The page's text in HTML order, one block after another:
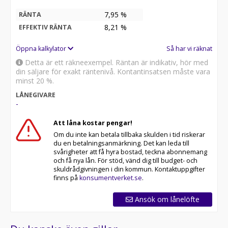
Elsystemet och komponenterna är dessutom
designade för att klara vårt nordiska klimat med regn
salt och kyla.
Extra förstärkt ram 100% framtagen för
proffsmarknaden ger dig ett mycket robust fordon för
alla typer av transporter.
Det finns även ett USB-uttag för laddning av t.ex.
Däck fram 90/90-14
Däck bak 100/90-14
Frambroms Skiva
Bakbroms Skiva
Motortyp Batteri
Batteri 60V 24Ah Panasonic Lithium
Längd 1945 mm
Display Digital
RÄNTA 7,95 %
EFFEKTIV RÄNTA 8,21 %
Öppna kalkylator Så har vi räknat
Detta är ett räkneexempel. Räntan är indikativ, hör med
din säljare för exakt räntenivå. Kontantinsatsen måste vara
minst 20 %.
LÅNEGIVARE
-
Att låna kostar pengar!
Om du inte kan betala tillbaka skulden i tid riskerar
du en betalningsanmärkning. Det kan leda till
svårigheter att få hyra bostad, teckna abonnemang
och få nya lån. För stöd, vänd dig till budget- och
skuldrådgivningen i din kommun. Kontaktuppgifter
finns på konsumentverket.se.
Ansök om lånelöfte